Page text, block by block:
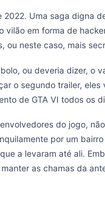
Uma saga digna
vilão em forma de
ou neste caso, mais
ou deveria dizer, o
o segundo trailer,
de GTA VI todos os
do jogo,
por um
a levaram até ali.
as chamas da